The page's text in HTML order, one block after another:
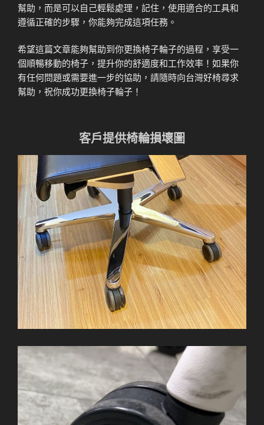
幫助，而是可以自己輕鬆處理，記住，使用適合的工具和
遵循正確的步驟，你能夠完成這項任務。
希望這篇文章能夠幫助到你更換椅子輪子的過程，享受一
個順暢移動的椅子，提升你的舒適度和工作效率！如果你
有任何問題或需要進一步的協助，請隨時向台灣好椅尋求
幫助，祝你成功更換椅子輪子！
客戶提供椅輪損壞圖